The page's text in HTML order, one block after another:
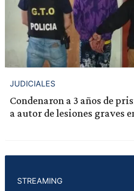
JUDICIALES
Condenaron a 3 años de
a autor de lesiones graves
STREAMING